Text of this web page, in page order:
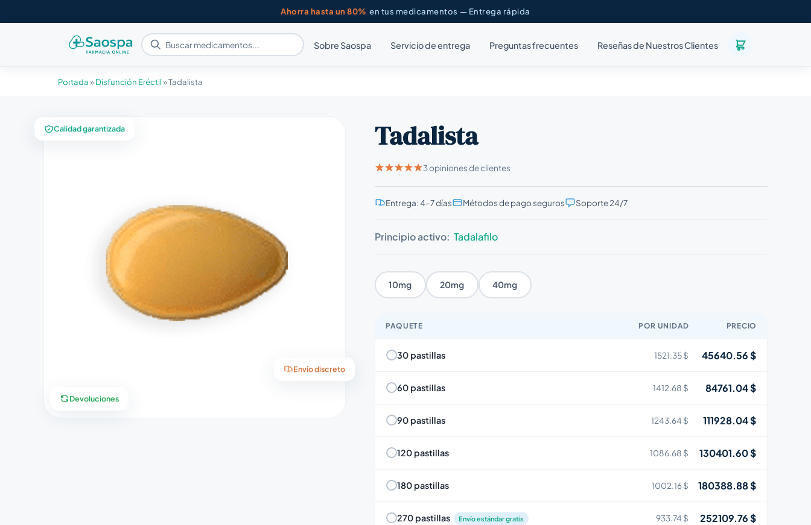
Ahorra hasta un 80% en tus medicamentos — Entrega rápida
Sobre Saospa Servicio de entrega Preguntas frecuentes Reseñas de Nuestros Clientes
Portada»Disfunción Eréctil»Tadalista
Calidad garantizada
Envío discreto
Devoluciones
Tadalista
3 opiniones de clientes
Entrega: 4–7 días Métodos de pago seguros Soporte 24/7
Principio activo: Tadalafilo
10mg 20mg 40mg
PAQUETE POR UNIDAD PRECIO
30 pastillas 1521.35 $ 45640.56 $
60 pastillas 1412.68 $ 84761.04 $
90 pastillas 1243.64 $ 111928.04 $
120 pastillas 1086.68 $ 130401.60 $
180 pastillas 1002.16 $ 180388.88 $
270 pastillas Envío estándar gratis 933.74 $ 252109.76 $